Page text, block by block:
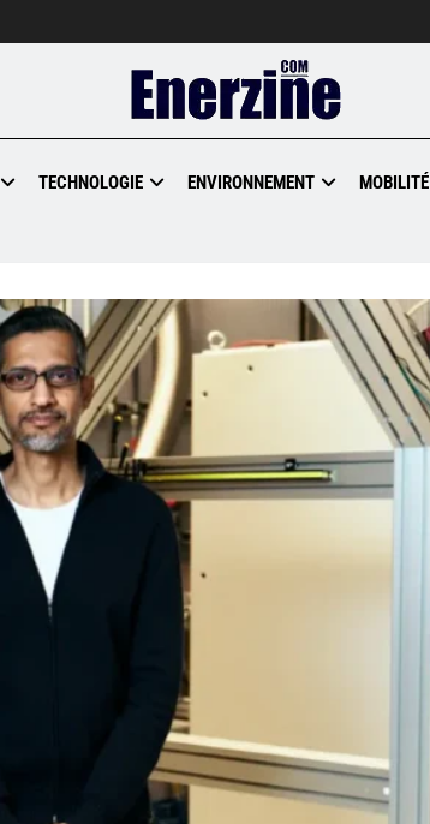
TECHNOLOGIE ENVIRONNEMENT MOBILITÉ